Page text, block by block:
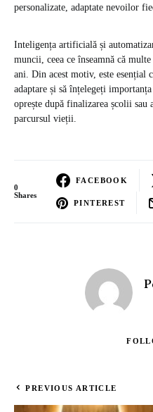
personalizate, adaptate nevoilor
Inteligența artificială și
muncii, ceea ce înseamnă că
ani. Din acest motiv, este esențial
adaptare și să înțelegeți
oprește după finalizarea școlii
parcursul vieții.
0
Shares
FACEBOOK
PINTEREST
PREVIOUS ARTICLE